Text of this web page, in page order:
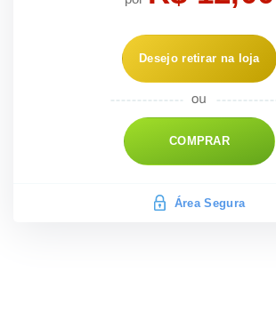
Desejo retirar na loja
COMPRAR
Área Segura